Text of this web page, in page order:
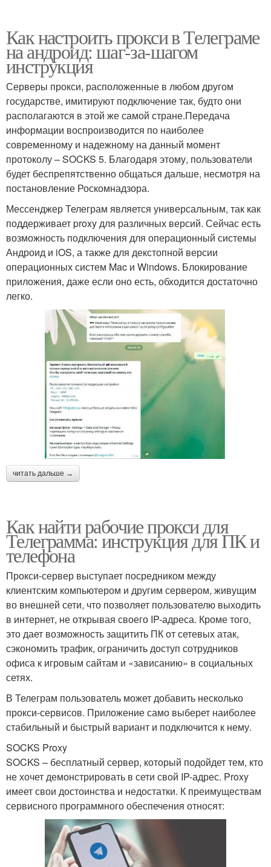
Как настроить прокси в Телеграме
на андроид: шаг-за-шагом
инструкция
Серверы прокси, расположенные в любом другом
государстве, имитируют подключение так, будто они
располагаются в этой же самой стране.Передача
информации воспроизводится по наиболее
современному и надежному на данный момент
протоколу – SOCKS 5. Благодаря этому, пользователи
будет беспрепятственно общаться дальше, несмотря на
постановление Роскомнадзора.
Мессенджер Телеграм является универсальным, так как
поддерживает proxy для различных версий. Сейчас есть
возможность подключения для операционный системы
Андроид и iOS, а также для декстопной версии
операционных систем Mac и Windows. Блокирование
приложения, даже если оно есть, обходится достаточно
легко.
читать дальше →
Как найти рабочие прокси для
Телеграмма: инструкция для ПК и
телефона
Прокси-сервер выступает посредником между
клиентским компьютером и другим сервером, живущим
во внешней сети, что позволяет пользователю выходить
в интернет, не открывая своего IP-адреса. Кроме того,
это дает возможность защитить ПК от сетевых атак,
сэкономить трафик, ограничить доступ сотрудников
офиса к игровым сайтам и «зависанию» в социальных
сетях.
В Телеграм пользователь может добавить несколько
прокси-сервисов. Приложение само выберет наиболее
стабильный и быстрый вариант и подключится к нему.
SOCKS Proxy
SOCKS – бесплатный сервер, который подойдет тем, кто
не хочет демонстрировать в сети свой IP-адрес. Proxy
имеет свои достоинства и недостатки. К преимуществам
сервисного программного обеспечения относят: